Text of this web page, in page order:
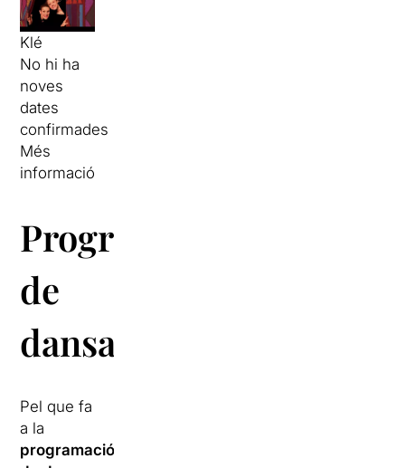
Klé
No hi ha
noves
dates
confirmades
Més
informació
Programació
de
dansa
Pel que fa
a la
programació